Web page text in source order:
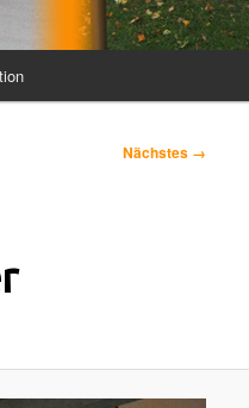
Nächstes →